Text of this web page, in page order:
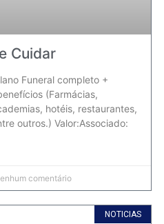
Cuidar
Funeral completo +
(Farmácias,
hotéis, restaurantes,
outros.) Valor:Associado:
comentário
NOTICIAS